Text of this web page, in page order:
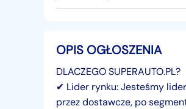
OPIS OGŁOSZENIA
DLACZEGO SUPERAUTO.PL?
✔ Lider rynku: Jesteśmy
przez dostawcze, po